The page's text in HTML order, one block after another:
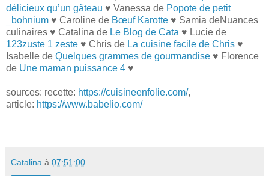
délicieux qu’un gâteau ♥ Vanessa de Popote de petit
_bohnium ♥ Caroline de Bœuf Karotte ♥ Samia deNuances
culinaires ♥ Catalina de Le Blog de Cata ♥ Lucie de
123zuste 1 zeste ♥ Chris de La cuisine facile de Chris ♥
Isabelle de Quelques grammes de gourmandise ♥ Florence
de Une maman puissance 4 ♥
sources: recette: https://cuisineenfolie.com/,
article: https://www.babelio.com/
Catalina à 07:51:00